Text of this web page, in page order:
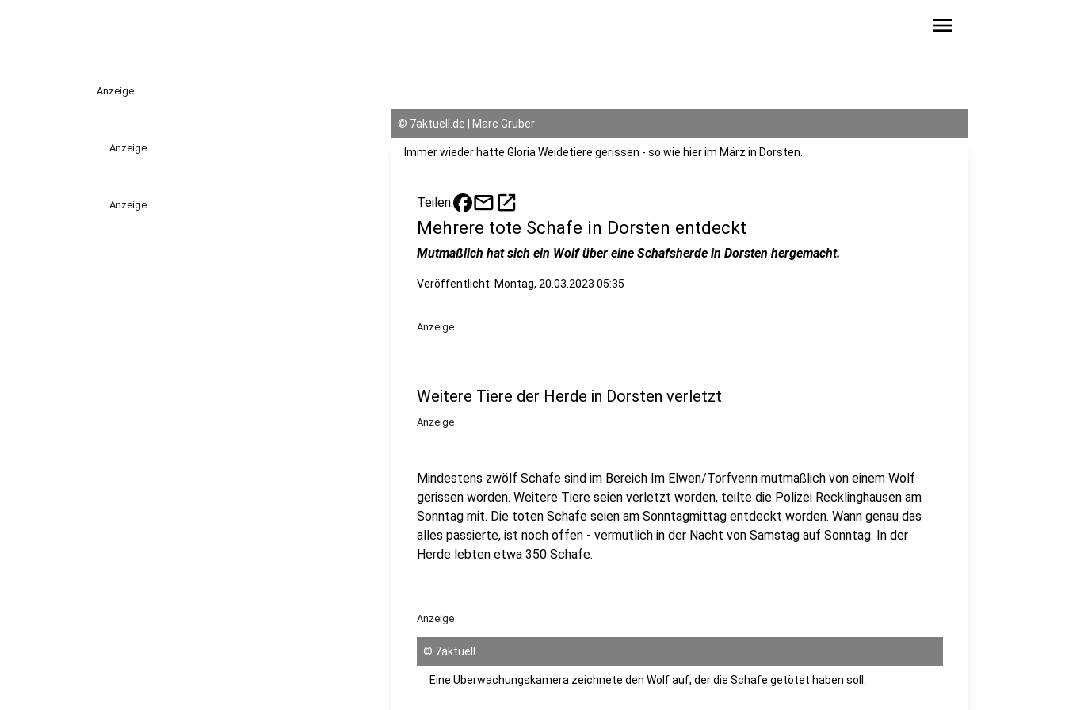
menu
Anzeige
Anzeige
Anzeige
© 7aktuell.de | Marc Gruber
Immer wieder hatte Gloria Weidetiere gerissen - so wie hier im März in Dorsten.
Teilen: mailopen_in_new
Mehrere tote Schafe in Dorsten entdeckt
Mutmaßlich hat sich ein Wolf über eine Schafsherde in Dorsten hergemacht.
Veröffentlicht: Montag, 20.03.2023 05:35
Anzeige
Weitere Tiere der Herde in Dorsten verletzt
Anzeige
Mindestens zwölf Schafe sind im Bereich Im Elwen/Torfvenn mutmaßlich von einem Wolf
gerissen worden. Weitere Tiere seien verletzt worden, teilte die Polizei Recklinghausen am
Sonntag mit. Die toten Schafe seien am Sonntagmittag entdeckt worden. Wann genau das
alles passierte, ist noch offen - vermutlich in der Nacht von Samstag auf Sonntag. In der
Herde lebten etwa 350 Schafe.
Anzeige
© 7aktuell
Eine Überwachungskamera zeichnete den Wolf auf, der die Schafe getötet haben soll.